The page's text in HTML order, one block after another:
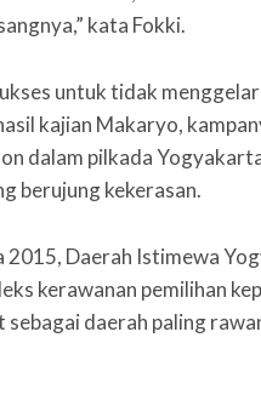
kata Fokki.
untuk tidak
kajian Makaryo,
dalam pilkada
berujung kekerasan.
Daerah Istimewa
kerawanan pemilihan
daerah paling